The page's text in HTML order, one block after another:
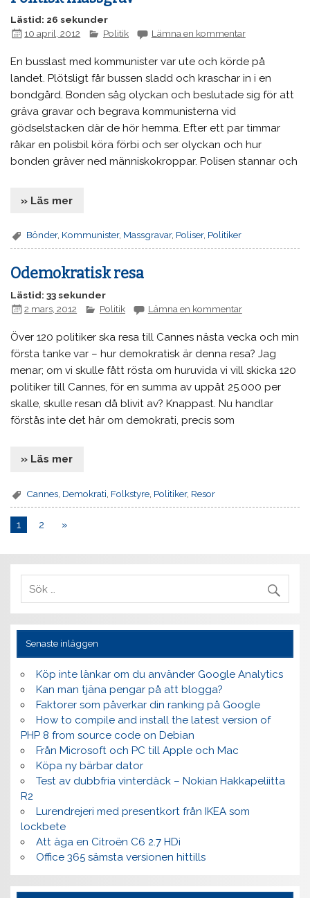
Lästid: 26 sekunder
10 april, 2012
Politik Lämna en kommentar
En busslast med kommunister var ute och körde på
landet. Plötsligt får bussen sladd och kraschar in i en
bondgård. Bonden såg olyckan och beslutade sig för att
gräva gravar och begrava kommunisterna vid
gödselstacken där de hör hemma. Efter ett par timmar
råkar en polisbil köra förbi och ser olyckan och hur
bonden gräver ned människokroppar. Polisen stannar och
» Läs mer
Bönder, Kommunister, Massgravar, Poliser, Politiker
Odemokratisk resa
Lästid: 33 sekunder
2 mars, 2012
Politik Lämna en kommentar
Över 120 politiker ska resa till Cannes nästa vecka och min
första tanke var – hur demokratisk är denna resa? Jag
menar; om vi skulle fått rösta om huruvida vi vill skicka 120
politiker till Cannes, för en summa av uppåt 25.000 per
skalle, skulle resan då blivit av? Knappast. Nu handlar
förstås inte det här om demokrati, precis som
» Läs mer
Cannes Demokrati Folkstyre Politiker, Resor
1 2 »
Senaste inläggen
Köp inte länkar om du använder Google Analytics
Kan man tjäna pengar på att blogga?
Faktorer som påverkar din ranking på Google
How to compile and install the latest version of
PHP 8 from source code on Debian
Från Microsoft och PC till Apple och Mac
Köpa ny bärbar dator
Test av dubbfria vinterdäck – Nokian Hakkapeliitta
R2
Lurendrejeri med presentkort från IKEA som
lockbete
Att äga en Citroën C6 2.7 HDi
Office 365 sämsta versionen hittills